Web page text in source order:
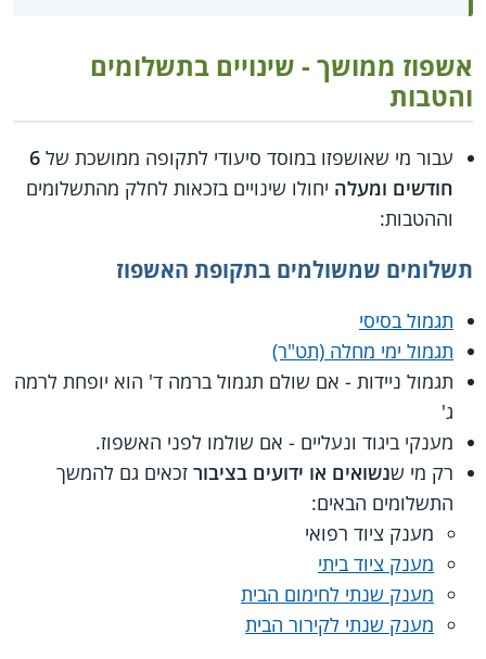
אשפוז ממושך - שינויים בתשלומים
והטבות
עבור מי שאושפזו במוסד סיעודי לתקופה ממושכת של 6
חודשים ומעלה יחולו שינויים בזכאות לחלק מהתשלומים
וההטבות:
תשלומים שמשולמים בתקופת האשפוז
תגמול בסיסי
תגמול ימי מחלה (תט"ר)
תגמול ניידות - אם שולם תגמול ברמה ד' הוא יופחת לרמה
ג'
מענקי ביגוד ונעליים - אם שולמו לפני האשפוז.
רק מי שנשואים או ידועים בציבור זכאים גם להמשך
התשלומים הבאים:
מענק ציוד רפואי
מענק ציוד ביתי
מענק שנתי לחימום הבית
מענק שנתי לקירור הבית